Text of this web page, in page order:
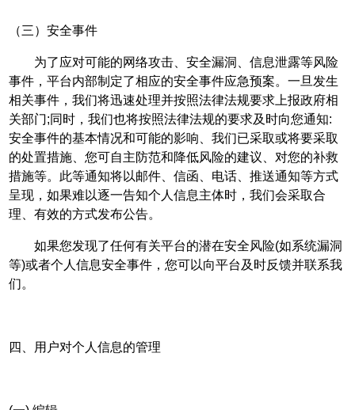
（三）安全事件
为了应对可能的网络攻击、安全漏洞、信息泄露等风险
事件，平台内部制定了相应的安全事件应急预案。一旦发生
相关事件，我们将迅速处理并按照法律法规要求上报政府相
关部门;同时，我们也将按照法律法规的要求及时向您通知:
安全事件的基本情况和可能的影响、我们已采取或将要采取
的处置措施、您可自主防范和降低风险的建议、对您的补救
措施等。此等通知将以邮件、信函、电话、推送通知等方式
呈现，如果难以逐一告知个人信息主体时，我们会采取合
理、有效的方式发布公告。
如果您发现了任何有关平台的潜在安全风险(如系统漏洞
等)或者个人信息安全事件，您可以向平台及时反馈并联系我
们。
四、用户对个人信息的管理